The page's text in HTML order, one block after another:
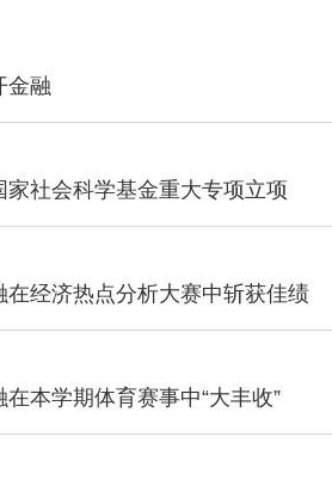
金融
社会科学基金重大专项立项
经济热点分析大赛中斩获佳绩
本学期体育赛事中“大丰收”